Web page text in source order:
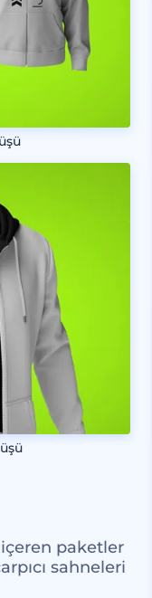
içeren paketler
sahneleri